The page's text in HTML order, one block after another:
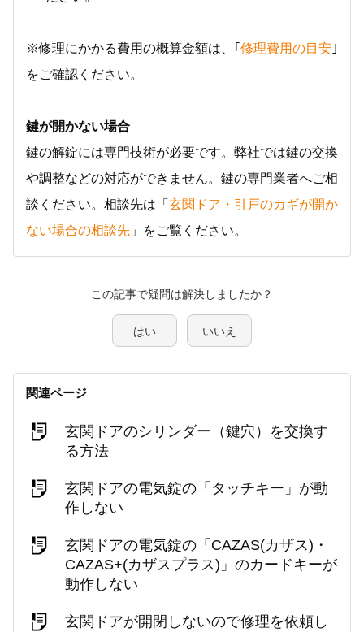
※修理にかかる費用の概算金額は、｢ 修理費用の目安 ｣
をご確認ください。
鍵が開かない場合
鍵の解錠には専門技術が必要です。弊社では鍵の交換
や調整などの対応ができません。鍵の専門業者へご相
談ください。相談先は「 玄関ドア・引戸のカギが開か
ない場合の相談先 」をご覧ください。
この記事で疑問は解決しましたか？
はい いいえ
関連ページ
玄関ドアのシリンダー（鍵穴）を交換す
る方法
玄関ドアの電気錠の「タッチキー」が動
作しない
玄関ドアの電気錠の「CAZAS(カザス)・
CAZAS+(カザスプラス)」のカードキーが
動作しない
玄関ドアが開閉しないので修理を依頼し